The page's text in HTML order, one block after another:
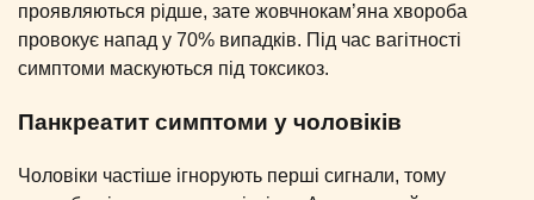
проявляються рідше, зате жовчнокам’яна хвороба
провокує напад у 70% випадків. Під час вагітності
симптоми маскуються під токсикоз.
Панкреатит симптоми у чоловіків
Чоловіки частіше ігнорують перші сигнали, тому